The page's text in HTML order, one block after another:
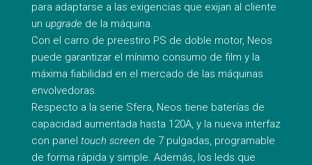
para adaptarse a las exigencias que exijan al cliente
un upgrade de la máquina.
Con el carro de preestiro PS de doble motor, Neos
puede garantizar el mínimo consumo de film y la
máxima fiabilidad en el mercado de las máquinas
envolvedoras.
Respecto a la serie Sfera, Neos tiene baterías de
capacidad aumentada hasta 120A, y la nueva interfaz
con panel touch screen de 7 pulgadas, programable
de forma rápida y simple. Además, los leds que